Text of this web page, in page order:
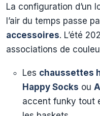
La configuration d’un
l’air du temps passe
accessoires. L’été
associations de
Les chaussettes
Happy Socks ou
accent funky tout